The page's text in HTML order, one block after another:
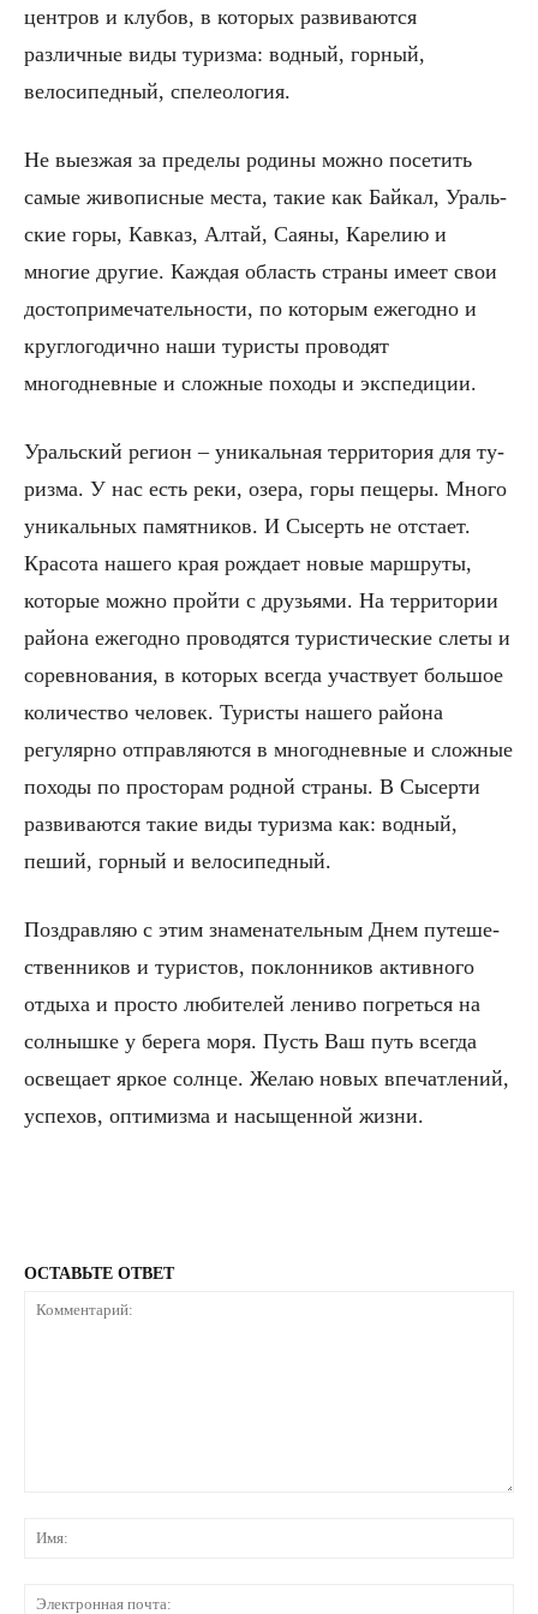
центров и клубов, в ко­торых развиваются
различные виды туризма: водный, горный,
велосипедный, спелеология.
Не выезжая за пределы родины можно посетить
самые живописные места, такие как Байкал, Ураль­
ские горы, Кавказ, Алтай, Саяны, Карелию и
многие другие. Каждая область страны имеет свои
достопри­мечательности, по которым ежегодно и
круглогодич­но наши туристы проводят
многодневные и сложные походы и экспедиции.
Уральский регион – уникальная территория для ту­
ризма. У нас есть реки, озера, горы пещеры. Много
уникальных памятников. И Сысерть не отстает.
Кра­сота нашего края рождает новые маршруты,
которые можно пройти с друзьями. На территории
района еже­годно проводятся туристические слеты и
соревнова­ния, в которых всегда участвует большое
количество человек. Туристы нашего района
регулярно отправля­ются в многодневные и сложные
походы по просторам родной страны. В Сысерти
развиваются такие виды туризма как: водный,
пеший, горный и велосипедный.
Поздравляю с этим знаменательным Днем путеше­
ственников и туристов, поклонников активного
отдыха и просто любителей лениво погреться на
солнышке у берега моря. Пусть Ваш путь всегда
освещает яркое солнце. Желаю новых впечатлений,
успехов, оптимиз­ма и насыщенной жизни.
ОСТАВЬТЕ ОТВЕТ